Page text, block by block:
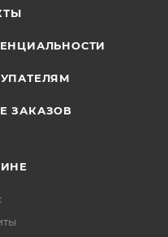
ЗАКАЗОВ